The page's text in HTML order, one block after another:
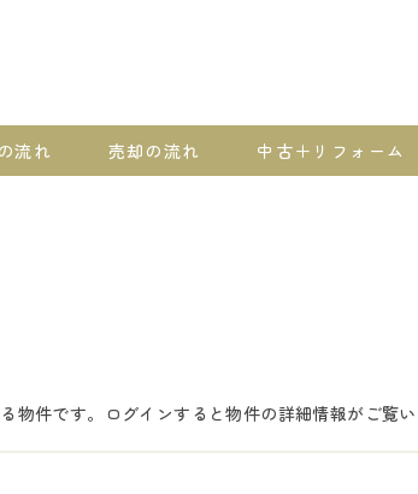
流れ 売却の流れ 中古＋リフォーム
物件です。ログインすると物件の詳細情報がご覧い